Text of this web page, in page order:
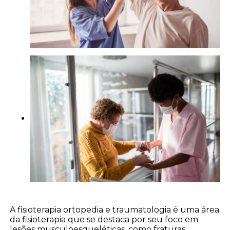
A fisioterapia ortopedia e traumatologia é uma área
da fisioterapia que se destaca por seu foco em